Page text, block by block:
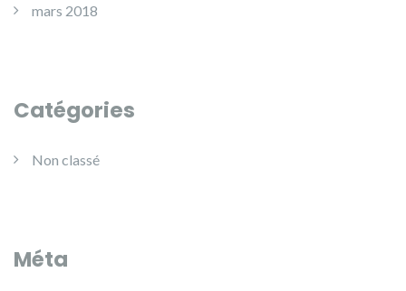
mars 2018
Catégories
Non classé
Méta